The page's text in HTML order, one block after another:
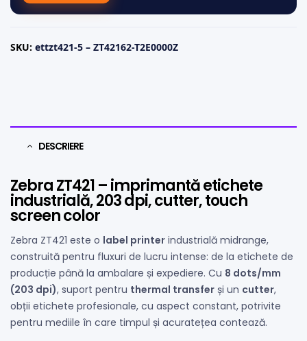
SKU: ettzt421-5 – ZT42162-T2E0000Z
DESCRIERE
Zebra ZT421 – imprimantă etichete
industrială, 203 dpi, cutter, touch
screen color
Zebra ZT421 este o label printer industrială midrange,
construită pentru fluxuri de lucru intense: de la etichete de
producție până la ambalare și expediere. Cu 8 dots/mm
(203 dpi), suport pentru thermal transfer și un cutter,
obții etichete profesionale, cu aspect constant, potrivite
pentru mediile în care timpul și acuratețea contează.